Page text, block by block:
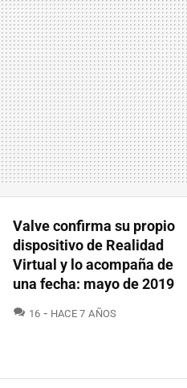
Valve confirma su propio
dispositivo de Realidad
Virtual y lo acompaña de
una fecha: mayo de 2019
16 COMENTARIOS
HACE 7 AÑOS